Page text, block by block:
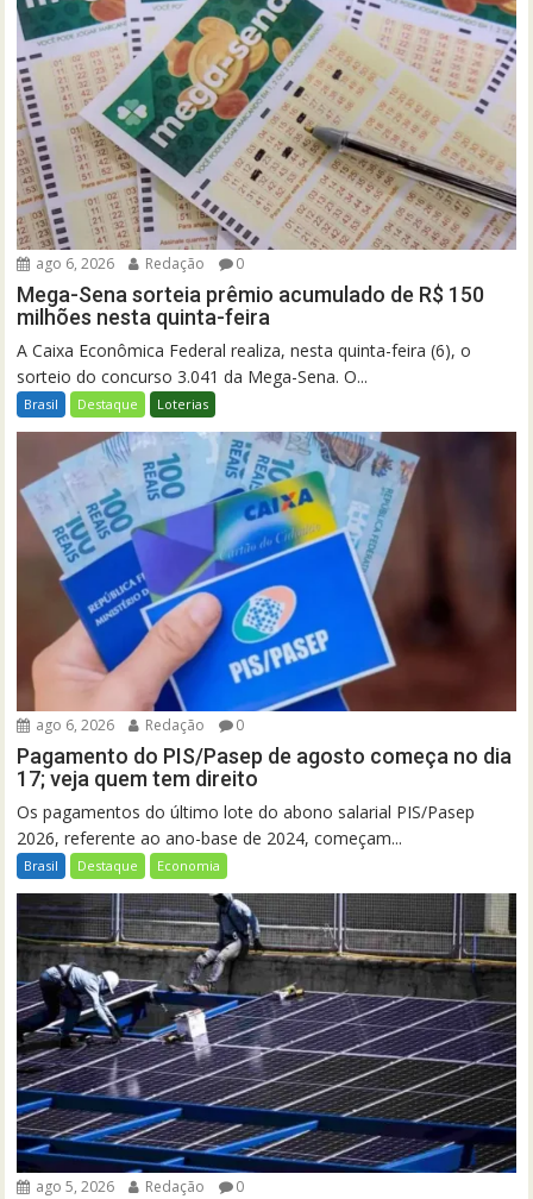
ago 6, 2026 Redação 0
Mega-Sena sorteia prêmio acumulado de R$ 150
milhões nesta quinta-feira
A Caixa Econômica Federal realiza, nesta quinta-feira (6), o
sorteio do concurso 3.041 da Mega-Sena. O...
Brasil Destaque Loterias
ago 6, 2026 Redação 0
Pagamento do PIS/Pasep de agosto começa no dia
17; veja quem tem direito
Os pagamentos do último lote do abono salarial PIS/Pasep
2026, referente ao ano-base de 2024, começam...
Brasil Destaque Economia
ago 5, 2026 Redação 0